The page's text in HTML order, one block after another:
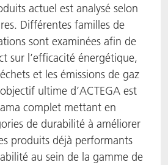
actuel est analysé selon
Différentes familles de
sont examinées afin de
sur l’efficacité énergétique,
et les émissions de gaz
ultime d’ACTEGA est
complet mettant en
de durabilité à améliorer
produits déjà performants
au sein de la gamme de